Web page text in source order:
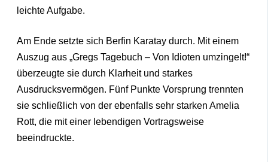
leichte Aufgabe.
Am Ende setzte sich Berfin Karatay durch. Mit einem
Auszug aus „Gregs Tagebuch – Von Idioten umzingelt!“
überzeugte sie durch Klarheit und starkes
Ausdrucksvermögen. Fünf Punkte Vorsprung trennten
sie schließlich von der ebenfalls sehr starken Amelia
Rott, die mit einer lebendigen Vortragsweise
beeindruckte.